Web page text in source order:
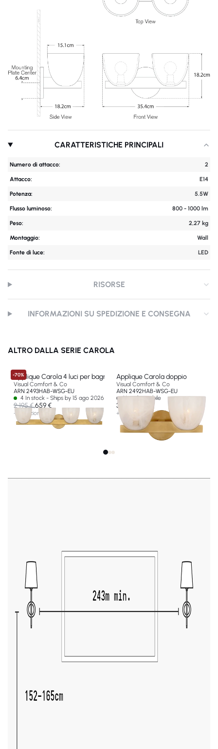
CARATTERISTICHE PRINCIPALI
Numero di attacco: 2
Attacco: E14
Potenza: 5.5W
Flusso luminoso: 800 - 1000 lm
Peso: 2,27 kg
Montaggio: Wall
Fonte di luce: LED
RISORSE
INFORMAZIONI SU SPEDIZIONE E CONSEGNA
ALTRO DALLA SERIE CAROLA
-70%
Applique Carola 4 luci per bagno
Visual Comfort & Co
ARN 2493HAB-WSG-EU
4 In stock - Ships by 15 ago 2026
2 195 €659 €
+ 3 opzioni
Applique Carola doppio
Visual Comfort & Co
ARN 2492HAB-WSG-EU
Non disponibile
370 €
+ 1 opzione